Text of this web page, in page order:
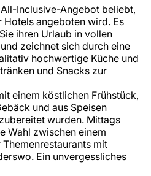
Inclusive-Angebot beliebt,
Hotels angeboten wird. Es
ihren Urlaub in vollen
zeichnet sich durch eine
hochwertige Küche und
und Snacks zur
einem köstlichen Frühstück,
und aus Speisen
wurden. Mittags
Wahl zwischen einem
mit
Ein unvergessliches